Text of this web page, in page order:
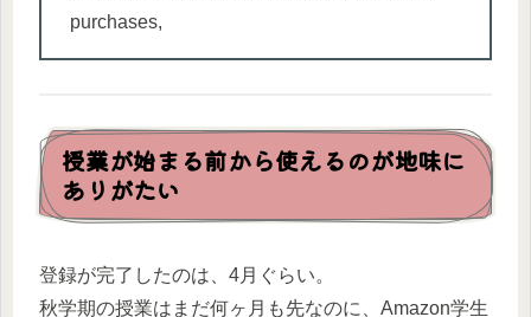
purchases,
授業が始まる前から使えるのが地味に
ありがたい
登録が完了したのは、4月ぐらい。
秋学期の授業はまだ何ヶ月も先なのに、Amazon学生